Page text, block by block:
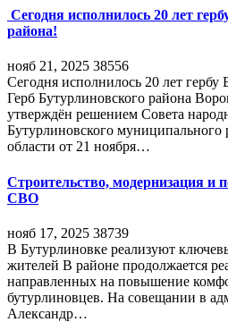
Сегодня исполнилось 20 лет
района!
нояб 21, 2025 38556
Сегодня исполнилось 20 лет гербу
Герб Бутурлиновского района
утверждён решением Совета
Бутурлиновского
области от 21 ноября…
Строительство, модернизация и
СВО
нояб 17, 2025 38739
В Бутурлиновке реализуют
жителей В районе продолжается
направленных на повышение
бутурлиновцев. На совещании в
Александр…